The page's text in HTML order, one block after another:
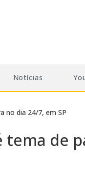
Notícias
tema de